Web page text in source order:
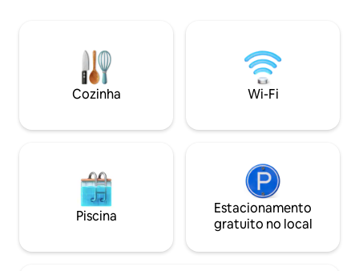
limpos adequadamente 🤩) ⭕️ Quarto 2,
3 e sala de estar são climatizados ⭕️
Cozinha (chaleira elétrica, fogão a gás,
geladeira, talheres básicos) Máquina
estacionamento para 2 carros
mesmo um
noites relaxantes.
aconchegante e
o que você
Cozinha Wi-Fi
Piscina
Estacionamento
gratuito no local